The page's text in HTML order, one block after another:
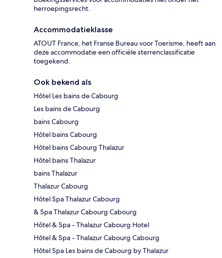
herroepingsrecht.
Accommodatieklasse
ATOUT France, het Franse Bureau voor Toerisme, heeft aan
deze accommodatie een officiële sterrenclassificatie
toegekend.
Ook bekend als
Hôtel Les bains de Cabourg
Les bains de Cabourg
bains Cabourg
Hôtel bains Cabourg
Hôtel bains Cabourg Thalazur
Hôtel bains Thalazur
bains Thalazur
Thalazur Cabourg
Hôtel Spa Thalazur Cabourg
& Spa Thalazur Cabourg Cabourg
Hôtel & Spa - Thalazur Cabourg Hotel
Hôtel & Spa - Thalazur Cabourg Cabourg
Hôtel Spa Les bains de Cabourg by Thalazur